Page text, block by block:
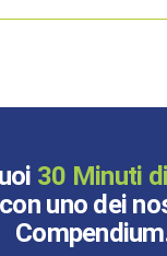
30 Minuti
uno dei